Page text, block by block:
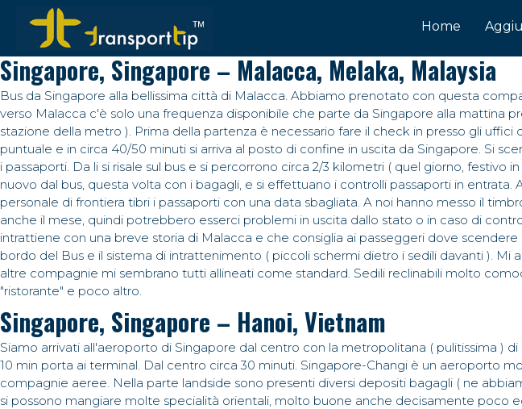
Home
Singapore, Singapore – Malacca, Melaka, Malaysia
Bus da Singapore alla bellissima città di Malacca. Abbiamo prenotato con questa
verso Malacca c'è solo una frequenza disponibile che parte da Singapore alla mattina
stazione della metro ). Prima della partenza è necessario fare il check in presso gli
puntuale e in circa 40/50 minuti si arriva al posto di confine in uscita da Singapore. Si
i passaporti. Da li si risale sul bus e si percorrono circa 2/3 kilometri ( quel giorno,
nuovo dal bus, questa volta con i bagagli, e si effettuano i controlli passaporti in
personale di frontiera tibri i passaporti con una data sbagliata. A noi hanno messo il
anche il mese, quindi potrebbero esserci problemi in uscita dallo stato o in caso di
intrattiene con una breve storia di Malacca e che consiglia ai passeggeri dove
bordo del Bus e il sistema di intrattenimento ( piccoli schermi dietro i sedili davanti ).
altre compagnie mi sembrano tutti allineati come standard. Sedili reclinabili molto
"ristorante" e poco altro.
Singapore, Singapore – Hanoi, Vietnam
Siamo arrivati all'aeroporto di Singapore dal centro con la metropolitana ( pulitissima )
10 min porta ai terminal. Dal centro circa 30 minuti. Singapore-Changi è un aeroporto
compagnie aeree. Nella parte landside sono presenti diversi depositi bagagli ( ne
si possono mangiare molte specialità orientali, molto buone anche decisamente poco